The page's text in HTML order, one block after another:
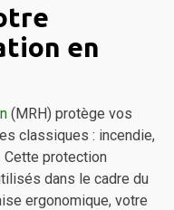
en
(MRH) protège vos
classiques : incendie,
Cette protection
dans le cadre du
ergonomique, votre